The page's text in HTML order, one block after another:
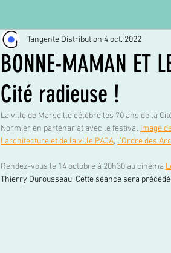
BONNE-MAMAN ET
Cité radieuse !
Tangente Distribution 4 oct. 2022
La ville de Marseille célèbre les 70 ans de la
Normier en partenariat avec le festival Image
l’architecture et de la ville PACA, l’Ordre des
Rendez-vous le 14 octobre à 20h30 au cinéma
Thierry Durousseau. Cette séance sera